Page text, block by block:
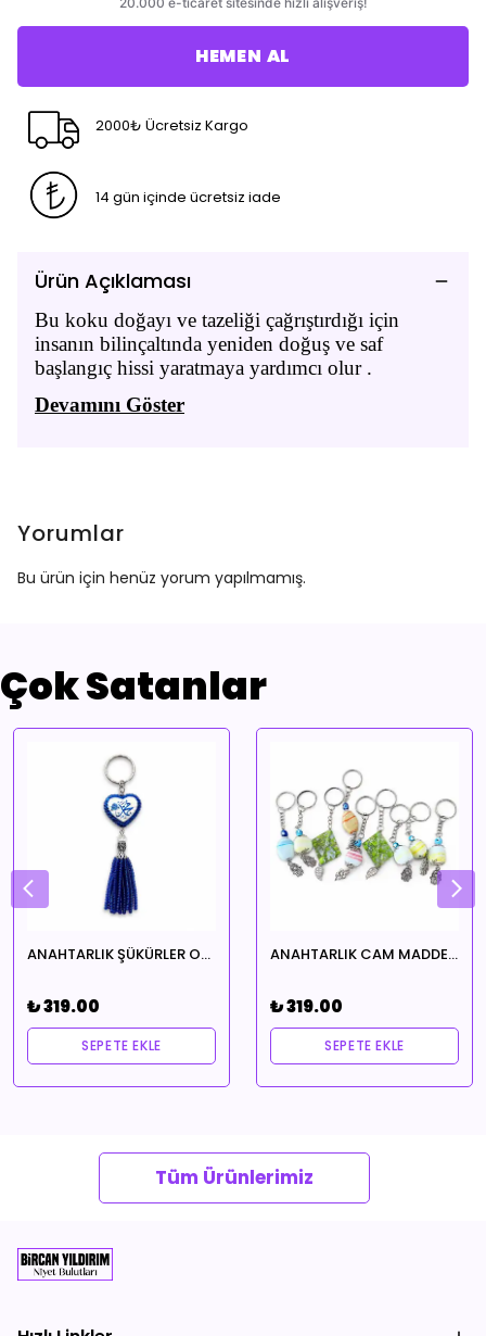
HEMEN AL
2000₺ Ücretsiz Kargo
14 gün içinde ücretsiz iade
Ürün Açıklaması
Bu koku doğayı ve tazeliği çağrıştırdığı için
insanın bilinçaltında yeniden doğuş ve saf
başlangıç hissi yaratmaya yardımcı olur .
Devamını Göster
Yorumlar
Bu ürün için henüz yorum yapılmamış.
Çok Satanlar
ANAHTARLIK ŞÜKÜRLER OLSUN
₺ 319.00
SEPETE EKLE
ANAHTARLIK CAM MADDE EVİMİN İÇİNDE HUZUR EKSİK OLMASIN TEMALI ŞANSINA HANGİSİ GELİRSE
₺ 319.00
SEPETE EKLE
Tüm Ürünlerimiz